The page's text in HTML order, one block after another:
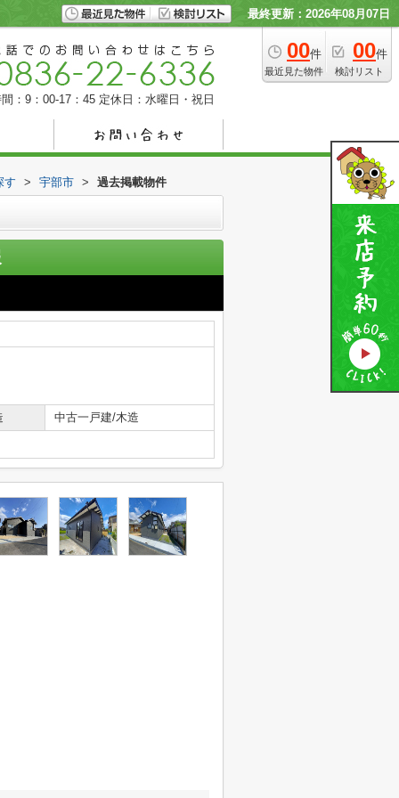
最終更新：2026年08月07日
00件
最近見た物件
00件
検討リスト
：9：00-17：45 定休日：水曜日・祝日
す > 宇部市 > 過去掲載物件
中古一戸建/木造